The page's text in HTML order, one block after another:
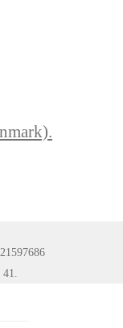
41.